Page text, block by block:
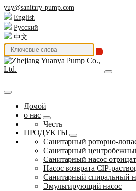
yuy@sanitary-pump.com
English
Русский
中文
Домой
о нас
Честь
ПРОДУКТЫ
Санитарный роторно-
Санитарный
Санитарный насос
Насос возврата CIP-
Санитарный спиральный
Эмульгирующий насос